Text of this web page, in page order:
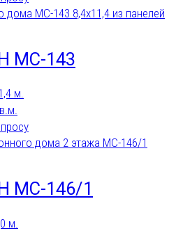
МС-143
м.
МС-146/1
м.